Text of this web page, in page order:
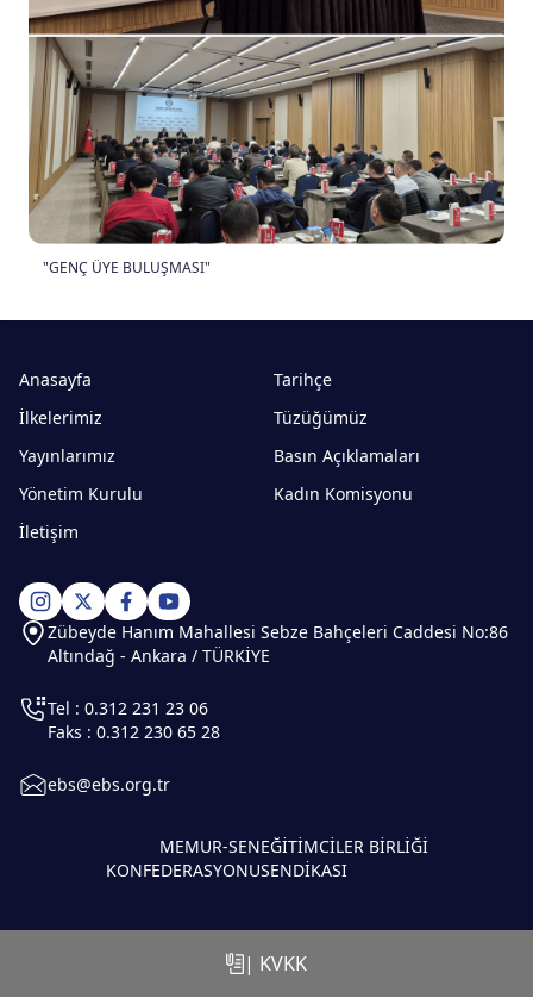
"GENÇ ÜYE BULUŞMASI"
Anasayfa
Tarihçe
İlkelerimiz
Tüzüğümüz
Yayınlarımız
Basın Açıklamaları
Yönetim Kurulu
Kadın Komisyonu
İletişim
MEMUR-SEN
KONFEDERASYONU
EĞİTİMCİLER BİRLİĞİ
SENDİKASI
Zübeyde Hanım Mahallesi Sebze Bahçeleri Caddesi No:86
Altındağ - Ankara / TÜRKİYE
Tel : 0.312 231 23 06
Faks : 0.312 230 65 28
ebs@ebs.org.tr
| KVKK